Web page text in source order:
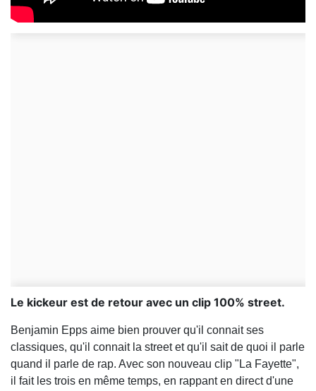
Le kickeur est de retour avec un clip 100% street.
Benjamin Epps aime bien prouver qu'il connait ses
classiques, qu'il connait la street et qu'il sait de quoi il parle
quand il parle de rap. Avec son nouveau clip "La Fayette",
il fait les trois en même temps, en rappant en direct d'une